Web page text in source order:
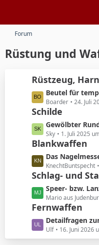
Forum
Rüstung und
Rüstzeug,
L
e
t
z
t
e
e
i
t
r
ä
g
e
Beutel für temporäre
Boarder 24. Juli
Schilde
L
e
t
z
t
e
e
i
t
r
ä
Gewölbter
Sky 1. Juli 2025
Blankwaffen
L
e
t
z
t
e
e
Das Nagelmesser - Ein
KnechtBuntspecht
Schlag- und
L
e
t
z
t
e
Speer- bzw.
Mario aus
Fernwaffen
L
e
t
Detailfragen
Ulf 16. Juni 2026